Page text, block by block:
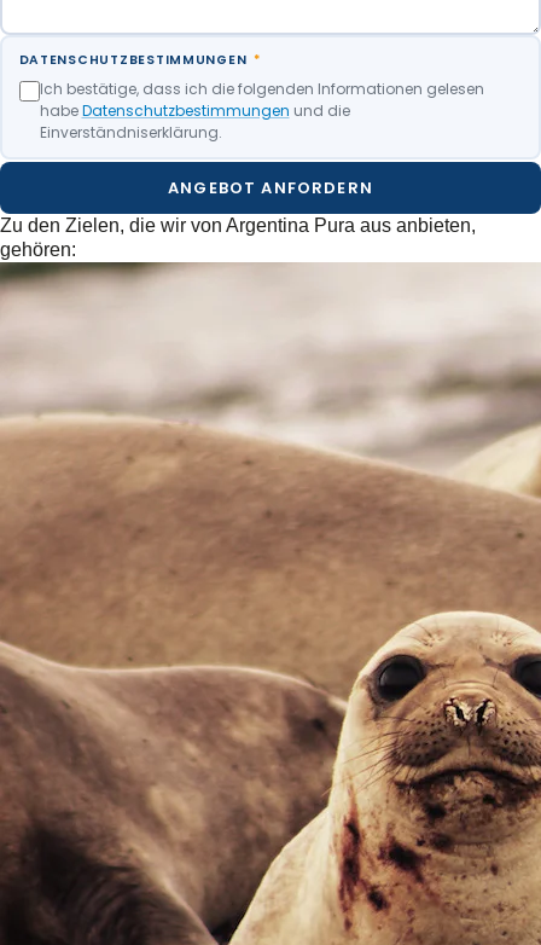
DATENSCHUTZBESTIMMUNGEN *
Ich bestätige, dass ich die folgenden Informationen gelesen
habeDatenschutzbestimmungen und die
Einverständniserklärung.
ANGEBOT ANFORDERN
Zu den Zielen, die wir von Argentina Pura aus anbieten,
gehören: